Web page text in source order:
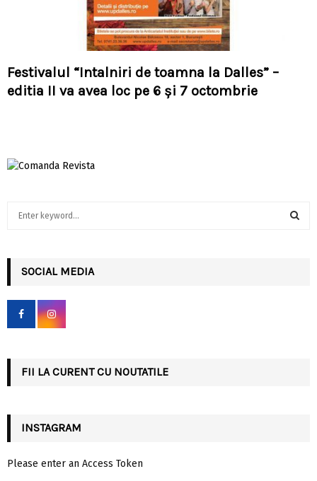
Festivalul “Intalniri de toamna la Dalles” –
editia II va avea loc pe 6 şi 7 octombrie
h
f
r
SOCIAL MEDIA
FII LA CURENT CU NOUTATILE
INSTAGRAM
Please enter an Access Token